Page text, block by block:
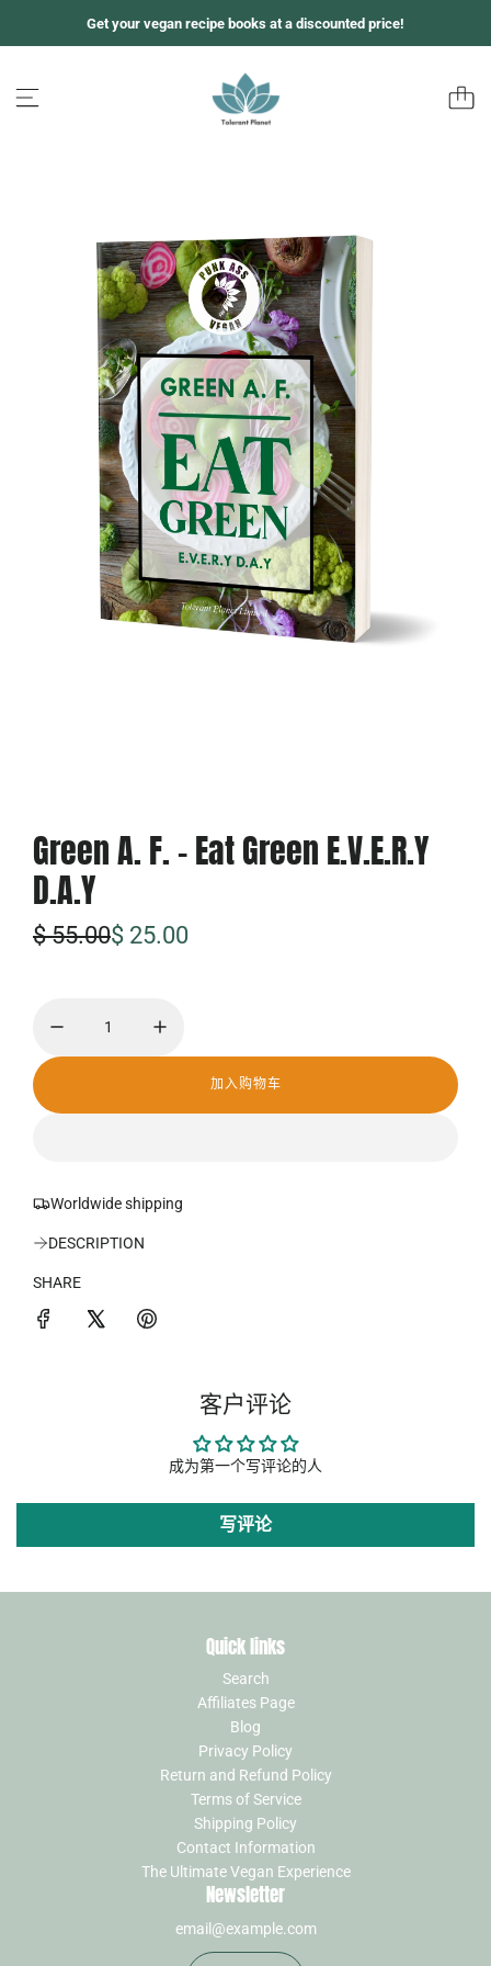
内
Get your vegan recipe books at a discounted price!
Green A. F. - Eat Green E.V.E.R.Y
D.A.Y
特
$ 55.00
普
格
$ 25.00
加入购物车
加
载
Worldwide shipping
DESCRIPTION
SHARE
客户评论
成为第一个写评论的人
写评论
Quick links
Search
Affiliates Page
Blog
Privacy Policy
Return and Refund Policy
Terms of Service
Shipping Policy
Contact Information
The Ultimate Vegan Experience
Newsletter